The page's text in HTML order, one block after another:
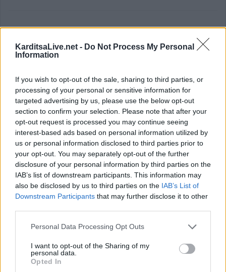
KarditsaLive.net - Do Not Process My Personal
Information
If you wish to opt-out of the sale, sharing to third parties, or
processing of your personal or sensitive information for
targeted advertising by us, please use the below opt-out
section to confirm your selection. Please note that after your
opt-out request is processed you may continue seeing
interest-based ads based on personal information utilized by
us or personal information disclosed to third parties prior to
your opt-out. You may separately opt-out of the further
disclosure of your personal information by third parties on the
IAB’s list of downstream participants. This information may
also be disclosed by us to third parties on the IAB’s List of
Downstream Participants that may further disclose it to other
Personal Data Processing Opt Outs
I want to opt-out of the Sharing of my
personal data.
Opted In
Έλαβε αδειοδότηση από την ΕΠΟ η
ΠΑΕ Αναγέννηση Καρδίτσας - Ποιές
άλλες ΠΑΕ είδαν το "πράσινο φως" και
ποιές το "κόκκινο"
Κατηγορία Super League 2 10 Ιουν 2026
Αδειοδότηση για την αγωνιστική περίοδο 2026-2027 έλαβε
μεταξύ άλλων ΠΑΕ η ΑΝΑΓΕΝΝΗΣΗ ΚΑΡΔΙΤΣΑΣ 1904 –